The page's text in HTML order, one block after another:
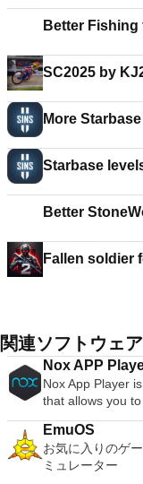
Better
SC2025 by
More
Starbase
Better
Fallen soldier
関連ソフトウェア
Nox APP
Nox App Player
that allows you
Mac version is also available. It
Android tablet on
you can enjoy
bigger screen,
EmuOS
お気に入りのゲ
ミュレーター